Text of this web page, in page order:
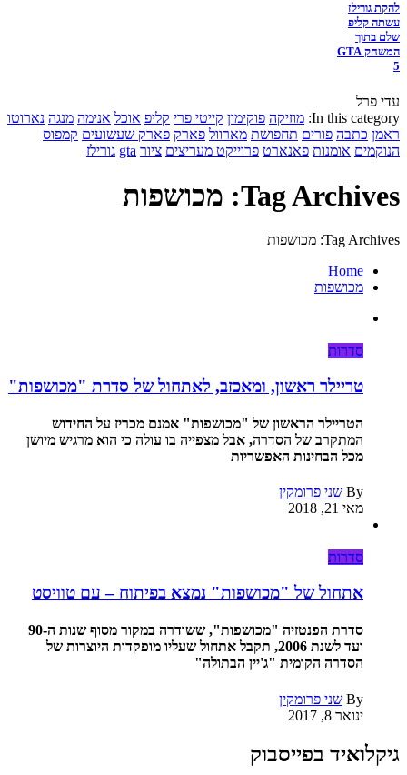
להקת גורילז
עשתה קליפ
שלם בתוך
המשחק GTA
5
עדי פרל
In this category: מוזיקה פוקימון קייטי פרי קליפ אוכל אנימה מנגה נארוטו
ראמן כתבה פורים תחפושת מארוול פארק פארק שעשועים קמפוס
הנוקמים אומנות פאנארט פרוייקט מעריצים ציור gta גורילז
Tag Archives: מכושפות
Tag Archives: מכושפות
Home
מכושפות
סדרות
טריילר ראשון, ומאכזב, לאתחול של סדרת "מכושפות"
הטריילר הראשון של "מכושפות" אמנם מכריז על החידוש
המתקרב של הסדרה, אבל מצפייה בו עולה כי הוא מרגיש מיושן
מכל הבחינות האפשריות
By שני פרומקין
מאי 21, 2018
סדרות
אתחול של "מכושפות" נמצא בפיתוח – עם טוויסט
סדרת הפנטזיה "מכושפות", ששודרה במקור מסוף שנות ה-90
ועד לשנת 2006, תקבל אתחול שעליו מופקדות היוצרות של
הסדרה הקומית "ג'יין הבתולה"
By שני פרומקין
ינואר 8, 2017
גיקלואיד בפייסבוק